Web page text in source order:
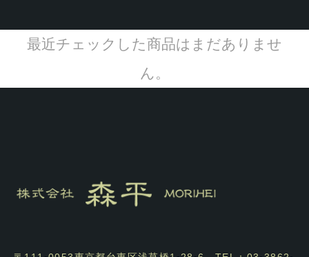
最近チェックした商品はまだありませ
ん。